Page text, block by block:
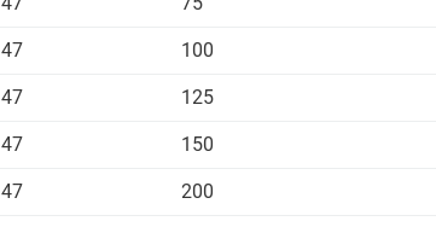
47 100
47 125
47 150
47 200